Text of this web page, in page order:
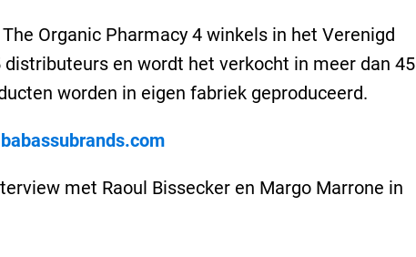
Organic Pharmacy 4 winkels in het Verenigd
distributeurs en wordt het verkocht in meer dan 45
worden in eigen fabriek geproduceerd.
met Raoul Bissecker en Margo Marrone in